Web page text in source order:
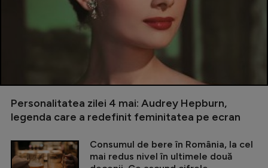
Personalitatea zilei 4 mai: Audrey Hepburn,
legenda care a redefinit feminitatea pe ecran
Consumul de bere în România, la cel
mai redus nivel în ultimele două